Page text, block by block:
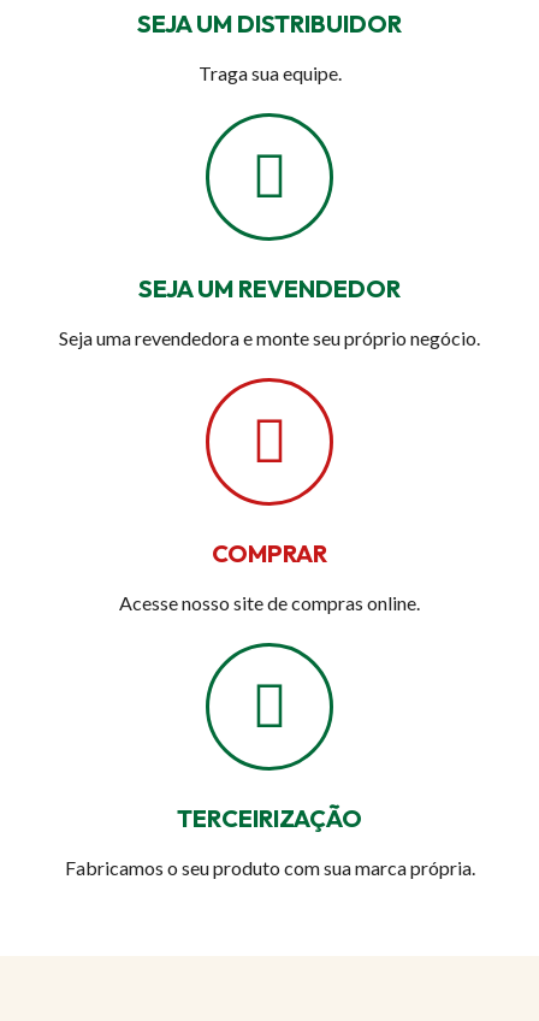
SEJA UM DISTRIBUIDOR
Traga sua equipe.
SEJA UM REVENDEDOR
Seja uma revendedora e monte seu próprio negócio.
COMPRAR
Acesse nosso site de compras online.
TERCEIRIZAÇÃO
Fabricamos o seu produto com sua marca própria.